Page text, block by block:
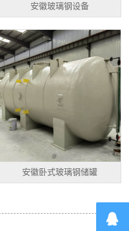
安徽玻璃钢设备
安徽卧式玻璃钢储罐